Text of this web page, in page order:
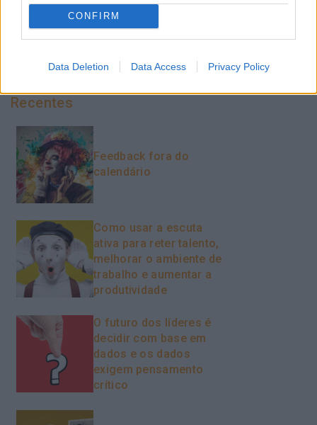
CONFIRM
Data Deletion Data Access Privacy Policy
Tecnologias De Informação
Vendas E Negociação
Recentes
Feedback fora do
calendário
Como usar a escuta
ativa para reter talento,
melhorar o ambiente de
trabalho e aumentar a
produtividade
O futuro dos líderes é
decidir com base em
dados e os dados
exigem pensamento
crítico